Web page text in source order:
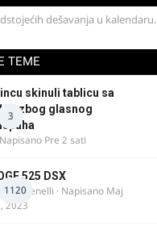
dešavanja u kalendaru.
TEME
3
skinuli tablicu sa
zbog glasnog
Pre 2 sati
1120
525 DSX
· Napisano Maj
2023